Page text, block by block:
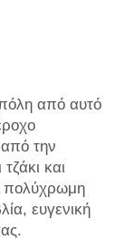
από αυτό
την
και
πολύχρωμη
ευγενική